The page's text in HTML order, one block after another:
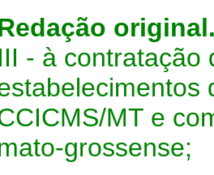
III - à contratação
MT e
grossense;